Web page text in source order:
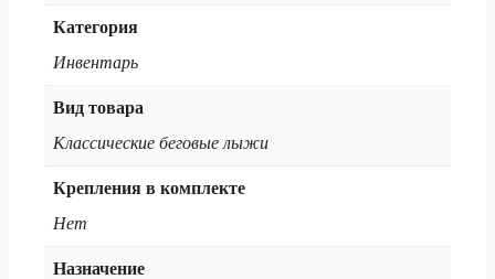
Категория
Инвентарь
Вид товара
Классические беговые лыжи
Крепления в комплекте
Нет
Назначение